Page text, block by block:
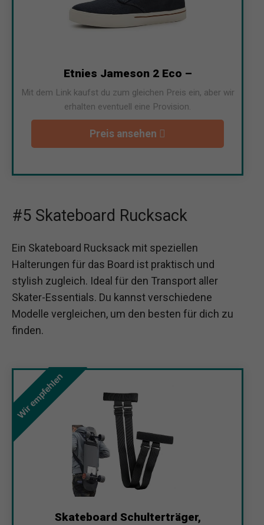
Etnies Jameson 2 Eco –
Mit dem Link kaufst du zum gleichen Preis ein, aber wir
erhalten eventuell eine Provision.
Preis ansehen
#5 Skateboard Rucksack
Ein Skateboard Rucksack mit speziellen
Halterungen für das Board ist praktisch und
stylish zugleich. Ideal für den Transport aller
Skater-Essentials. Du kannst verschiedene
Modelle vergleichen, um den besten für dich zu
finden.
Wir empfehlen
Skateboard Schulterträger,